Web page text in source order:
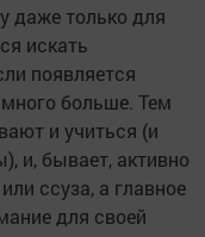
даже только для
искать
появляется
больше. Тем
и учиться (и
и, бывает, активно
ссуза, а главное
для своей